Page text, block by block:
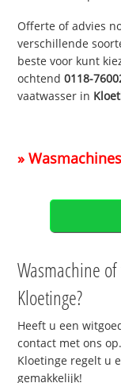
Offerte of advies
verschillende
beste voor kunt
ochtend0118-
vaatwasser in
»
Wasmachine
Kloetinge?
Heeft u een
contact met ons
Kloetinge regelt u
gemakkelijk!